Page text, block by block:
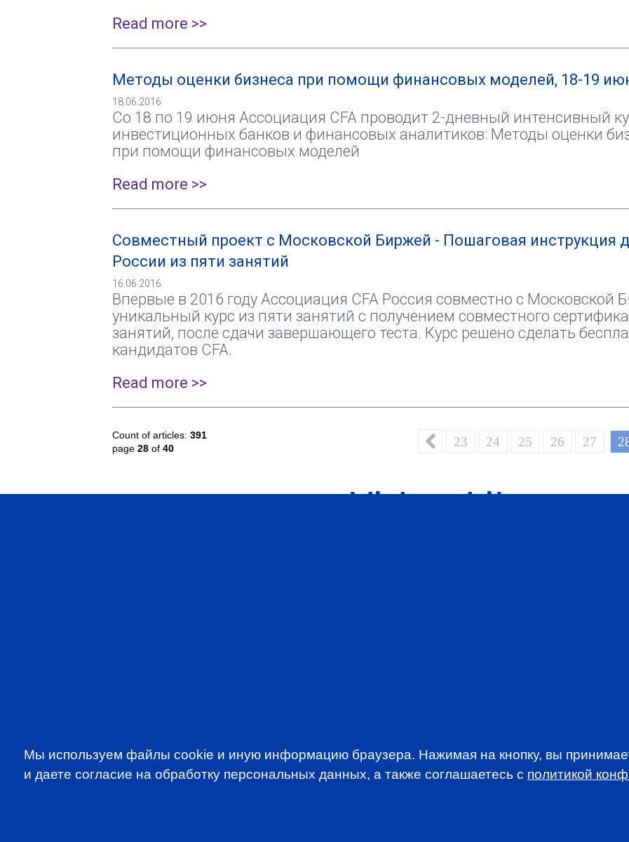
Read more >>
Методы оценки бизнеса при помощи финансовых моделей, 18-19
18.06.2016
Со 18 по 19 июня Ассоциация CFA проводит 2-дневный интенсивный
инвестиционных банков и финансовых аналитиков: Методы оценки
при помощи финансовых моделей
Read more >>
Совместный проект с Московской Биржей - Пошаговая инструкция
России из пяти занятий
16.06.2016
Впервые в 2016 году Ассоциация CFA Россия совместно с Московской
уникальный курс из пяти занятий с получением совместного
занятий, после сдачи завершающего теста. Курс решено сделать
кандидатов CFA.
Read more >>
Count of articles: 391
page 28 of 40 23 24 25 26 27
Video Library
Мы используем файлы cookie и иную информацию браузера. Нажимая на кнопку, вы
и даете согласие на обработку персональных данных, а также соглашаетесь c политикой